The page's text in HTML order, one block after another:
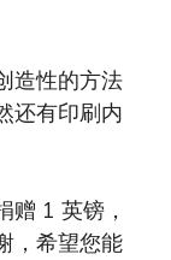
造性的方法
还有印刷内
赠 1 英镑，
，希望您能